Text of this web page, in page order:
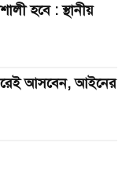
হবে : স্থানীয়
আসবেন, আইনের